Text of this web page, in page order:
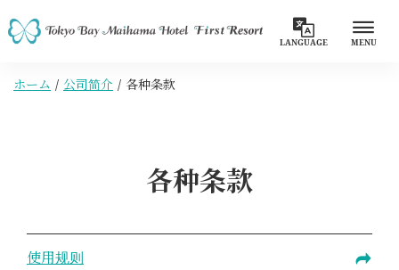
LANGUAGE MENU
ホーム 公司简介 各种条款
各种条款
使用规则